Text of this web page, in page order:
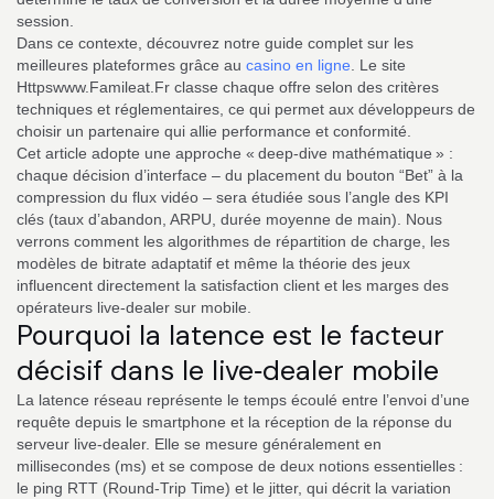
session.
Dans ce contexte, découvrez notre guide complet sur les
meilleures plateformes grâce au casino en ligne . Le site
Httpswww.Famileat.Fr classe chaque offre selon des critères
techniques et réglementaires, ce qui permet aux développeurs de
choisir un partenaire qui allie performance et conformité.
Cet article adopte une approche « deep‑dive mathématique » :
chaque décision d’interface – du placement du bouton “Bet” à la
compression du flux vidéo – sera étudiée sous l’angle des KPI
clés (taux d’abandon, ARPU, durée moyenne de main). Nous
verrons comment les algorithmes de répartition de charge, les
modèles de bitrate adaptatif et même la théorie des jeux
influencent directement la satisfaction client et les marges des
opérateurs live‑dealer sur mobile.
Pourquoi la latence est le facteur
décisif dans le live‑dealer mobile
La latence réseau représente le temps écoulé entre l’envoi d’une
requête depuis le smartphone et la réception de la réponse du
serveur live‑dealer. Elle se mesure généralement en
millisecondes (ms) et se compose de deux notions essentielles :
le ping RTT (Round‑Trip Time) et le jitter, qui décrit la variation